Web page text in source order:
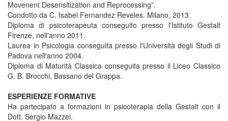
Movenent Desensitization and Reprocessing”.
Condotto da C. Isabel Fernandez Reveles. Milano, 2013
Diploma di psicoterapeuta conseguito presso l'Istituto Gestalt
Firenze, nell'anno 2011.
Laurea in Psicologia conseguita presso l'Università degli Studi di
Padova nell'anno 2004.
Diploma di Maturità Classica conseguita presso il Liceo Classico
G. B. Brocchi, Bassano del Grappa.
ESPERIENZE FORMATIVE
Ha partecipato a formazioni in psicoterapia della Gestalt con il
Dott. Sergio Mazzei.